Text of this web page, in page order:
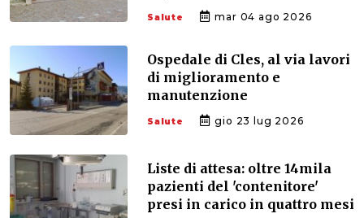
Salute mar 04 ago 2026
Ospedale di Cles, al via lavori
di miglioramento e
manutenzione
Salute gio 23 lug 2026
Liste di attesa: oltre 14mila
pazienti del 'contenitore'
presi in carico in quattro mesi